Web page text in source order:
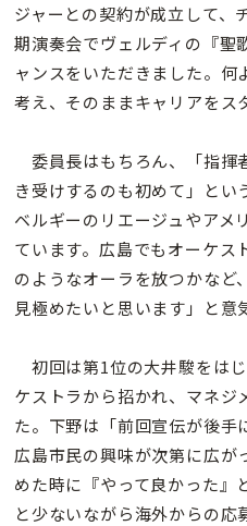
ジャーとの契約が成立して、
期演奏会でヴェルディの『聖
ャンスをいただきました。何
考え、そのままキャリアをス
委員長はもちろん、「指揮
き受けするのも初めて」とい
ベルギーのリエージュやアメ
ています。広島でもオーケス
のようなオーラを放つかなど
見極めたいと思います」と意
初回は第1位の大井駿をは
ケストラから招かれ、マネジ
た。下野は「前回宣伝が後手
広島市民の興味が次第に広が
めた時に『やって良かった』
と少ないながら海外からの応